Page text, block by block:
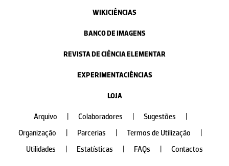
WIKICIÊNCIAS
BANCO DE IMAGENS
REVISTA DE CIÊNCIA ELEMENTAR
EXPERIMENTACIÊNCIAS
LOJA
Arquivo Colaboradores Sugestões
Organização
Parcerias Termos de Utilização
Utilidades
Estatísticas FAQs Contactos